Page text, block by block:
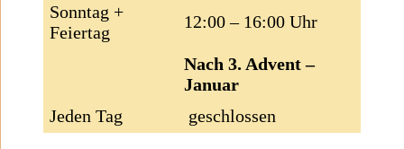
Sonntag +
Feiertag
12:00 – 16:00 Uhr
Nach 3. Advent –
Januar
Jeden Tag
geschlossen